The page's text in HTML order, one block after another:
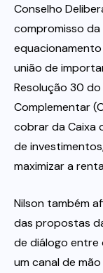
Conselho
compromisso da
união de
Resolução 30
Complementar
cobrar da Caixa
de
maximizar a
Nilson também
das propostas
de diálogo entre
um canal de